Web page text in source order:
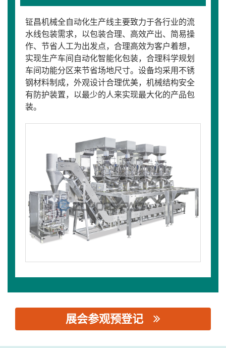
钲昌机械全自动化生产线主要致力于各行业的流
水线包装需求，以包装合理、高效产出、简易操
作、节省人工为出发点，合理高效为客户着想，
实现生产车间自动化智能化包装，合理科学规划
车间功能分区来节省场地尺寸。设备均采用不锈
钢材料制成，外观设计合理优美，机械结构安全
有防护装置，以最少的人来实现最大化的产品包
装。
展会参观预登记